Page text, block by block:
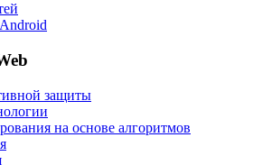
защиты
на основе алгоритмов